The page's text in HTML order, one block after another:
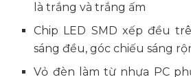
là trắng và trắng ấm
Chip LED SMD xếp đều
sáng đều, góc chiếu sáng
Vỏ đèn làm từ nhựa PC